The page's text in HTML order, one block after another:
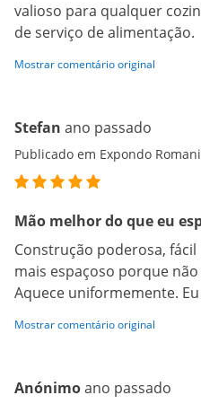
valioso para qualquer
de serviço de alimentação.
Mostrar comentário original
Stefan ano passado
Publicado em Expondo
Mão melhor do que eu
Construção poderosa,
mais espaçoso porque
Aquece uniformemente.
Mostrar comentário original
Anónimoano passado